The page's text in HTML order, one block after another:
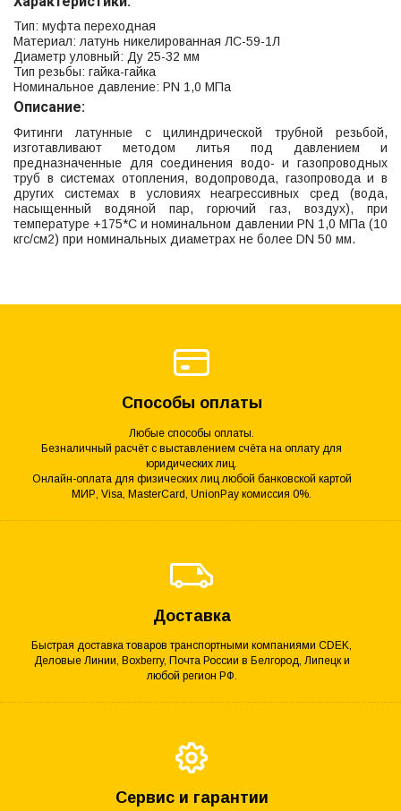
Тип: муфта переходная
Материал: латунь никелированная ЛС-59-1Л
Диаметр уловный: Ду 25-32 мм
Тип резьбы: гайка-гайка
Номинальное давление: PN 1,0 МПа
Описание:
Фитинги латунные с цилиндрической трубной резьбой,
изготавливают методом литья под давлением и
предназначенные для соединения водо- и газопроводных
труб в системах отопления, водопровода, газопровода и в
других системах в условиях неагрессивных сред (вода,
насыщенный водяной пар, горючий газ, воздух), при
температуре +175*С и номинальном давлении PN 1,0 МПа (10
кгс/см2) при номинальных диаметрах не более DN 50 мм.
Способы оплаты
Любые способы оплаты.
Безналичный расчёт с выставлением счёта на оплату для
юридических лиц.
Онлайн-оплата для физических лиц любой банковской картой
МИР, Visa, MasterCard, UnionPay комиссия 0%.
Доставка
Быстрая доставка товаров транспортными компаниями CDEK,
Деловые Линии, Boxberry, Почта России в Белгород, Липецк и
любой регион РФ.
Сервис и гарантии